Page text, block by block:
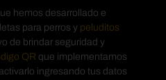
hemos desarrollado e
para perros y peluditos
de brindar seguridad y
QR que implementamos
ingresando tus datos